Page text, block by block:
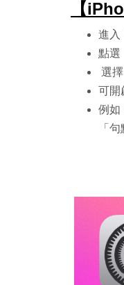
【
進入
點選
選擇
可開
例如
「